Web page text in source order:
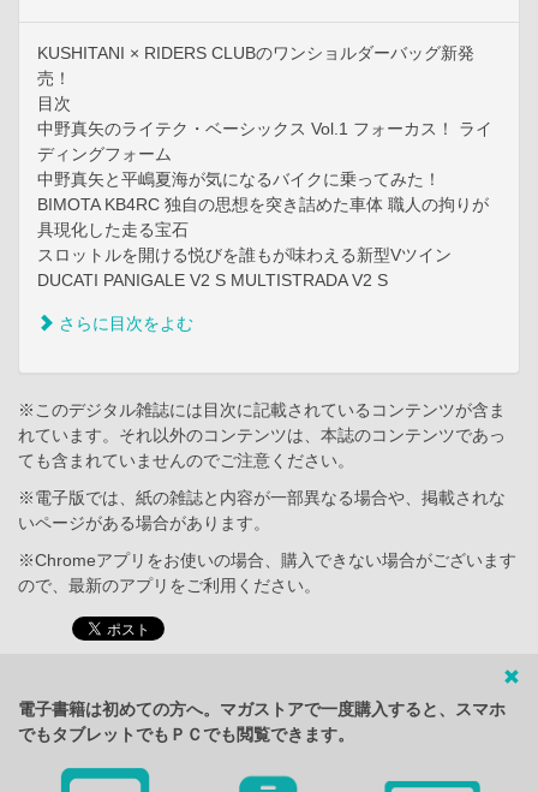
KUSHITANI × RIDERS CLUBのワンショルダーバッグ新発
売！
目次
中野真矢のライテク・ベーシックス Vol.1 フォーカス！ ライ
ディングフォーム
中野真矢と平嶋夏海が気になるバイクに乗ってみた！
BIMOTA KB4RC 独自の思想を突き詰めた車体 職人の拘りが
具現化した走る宝石
スロットルを開ける悦びを誰もが味わえる新型Vツイン
DUCATI PANIGALE V2 S MULTISTRADA V2 S
さらに目次をよむ
※このデジタル雑誌には目次に記載されているコンテンツが含ま
れています。それ以外のコンテンツは、本誌のコンテンツであっ
ても含まれていませんのでご注意ください。
※電子版では、紙の雑誌と内容が一部異なる場合や、掲載されな
いページがある場合があります。
※Chromeアプリをお使いの場合、購入できない場合がございます
ので、最新のアプリをご利用ください。
電子書籍は初めての方へ。マガストアで一度購入すると、スマホ
でもタブレットでもＰＣでも閲覧できます。